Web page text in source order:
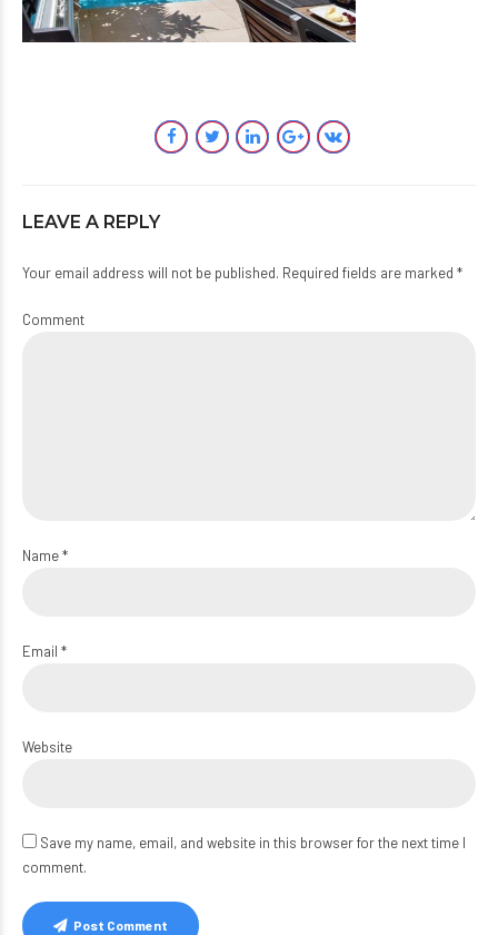
LEAVE A REPLY
Your email address will not be published. Required fields are marked *
Comment
Name *
Email *
Website
Save my name, email, and website in this browser for the next time I
comment.
Post Comment